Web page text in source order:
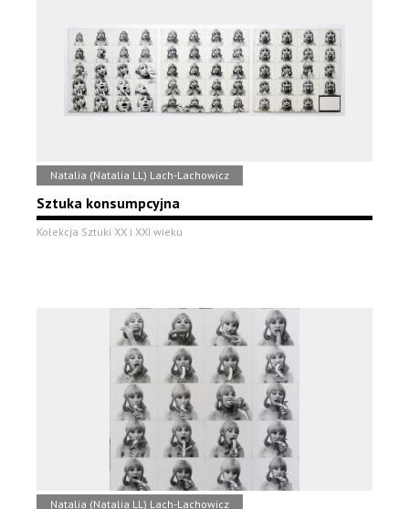
Natalia (Natalia LL) Lach-Lachowicz
Sztuka konsumpcyjna
Kolekcja Sztuki XX i XXI wieku
Natalia (Natalia LL) Lach-Lachowicz